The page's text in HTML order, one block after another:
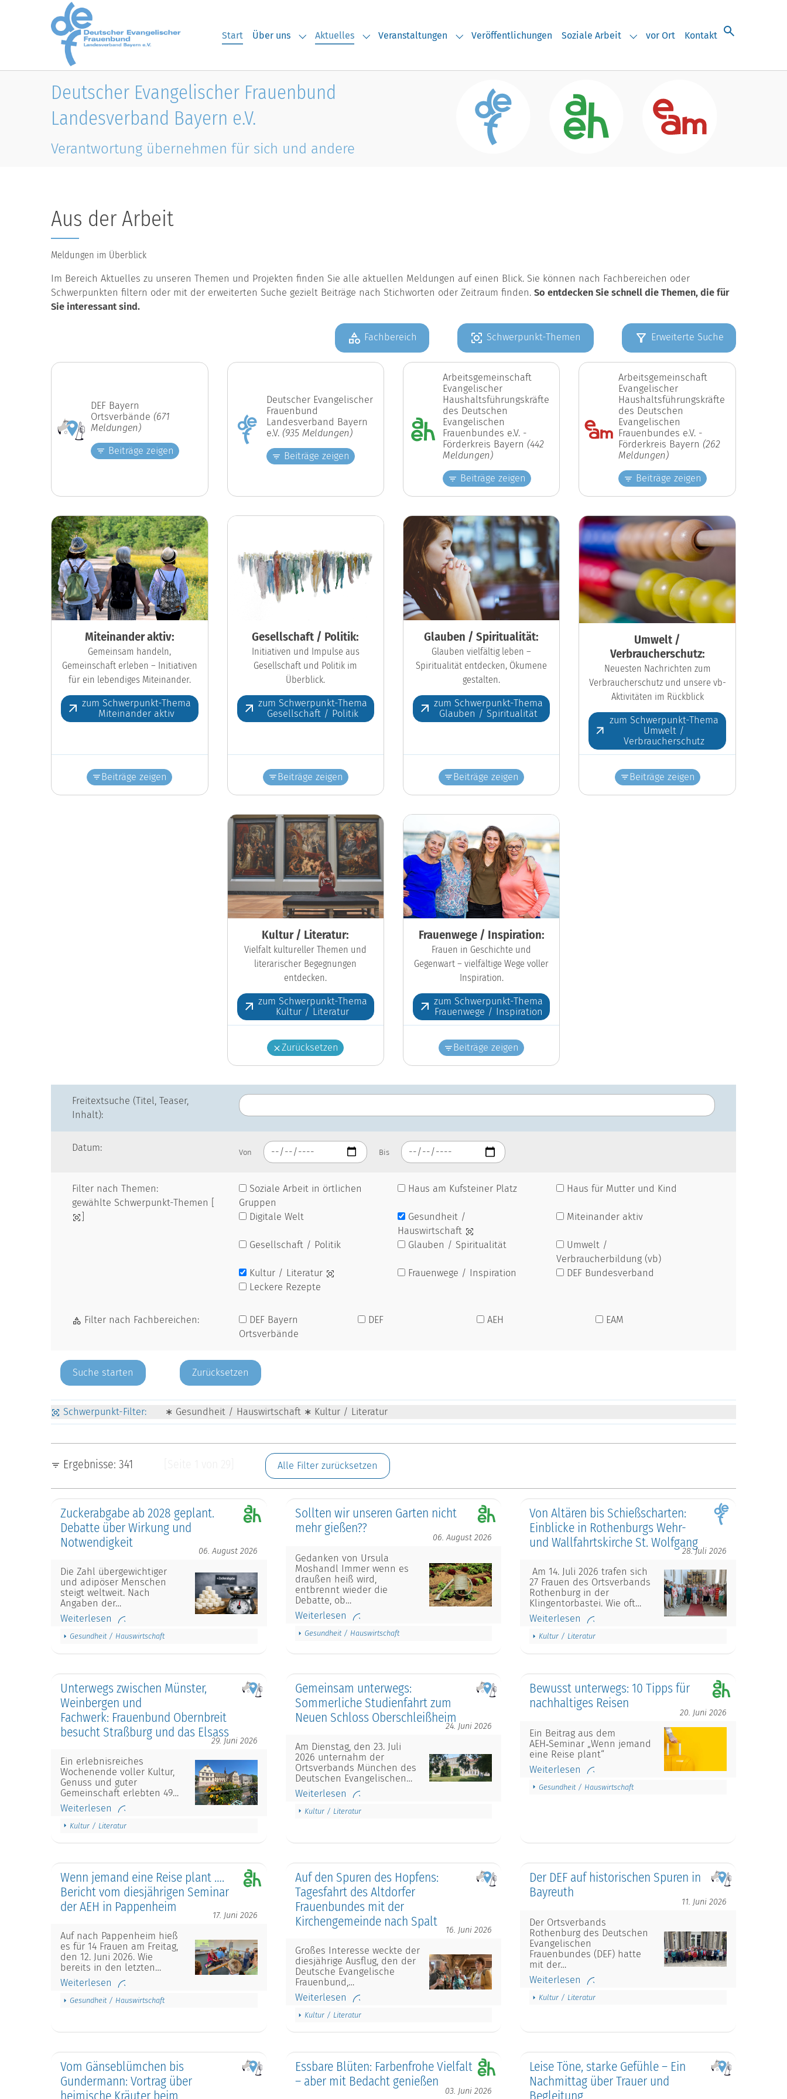
Skip to main content
Start Über uns
Submenu for "Über uns"
Aktuelles(current)
Submenu for "Aktuelles"
Veranstaltungen
Submenu for "Veranstaltungen"
Veröffentlichungen Soziale Arbeit
Submenu for "Soziale Arbeit"
vor Ort Kontakt
Deutscher Evangelischer Frauenbund
Landesverband Bayern e.V.
Verantwortung übernehmen für sich und andere
Aus der Arbeit
Meldungen im Überblick
Im Bereich Aktuelles zu unseren Themen und Projekten finden Sie alle aktuellen Meldungen auf einen Blick. Sie können nach Fachbereichen oder
Schwerpunkten filtern oder mit der erweiterten Suche gezielt Beiträge nach Stichworten oder Zeitraum finden.So entdecken Sie schnell die Themen, die für
Sie interessant sind.
Fachbereich Schwerpunkt-Themen Erweiterte Suche
DEF Bayern
Ortsverbände (671
Meldungen)
Beiträge zeigen
Deutscher Evangelischer
Frauenbund
Landesverband Bayern
e.V. (935 Meldungen)
Beiträge zeigen
Arbeitsgemeinschaft
Evangelischer
Haushaltsführungskräfte
des Deutschen
Evangelischen
Frauenbundes e.V. -
Förderkreis Bayern (442
Meldungen)
Beiträge zeigen
Arbeitsgemeinschaft
Evangelischer
Haushaltsführungskräfte
des Deutschen
Evangelischen
Frauenbundes e.V. -
Förderkreis Bayern (262
Meldungen)
Beiträge zeigen
Miteinander aktiv:
Gemeinsam handeln,
Gemeinschaft erleben – Initiativen
für ein lebendiges Miteinander.
zum Schwerpunkt-Thema
Miteinander aktiv
Beiträge zeigen
Gesellschaft / Politik:
Initiativen und Impulse aus
Gesellschaft und Politik im
Überblick.
zum Schwerpunkt-Thema
Gesellschaft / Politik
Beiträge zeigen
Glauben / Spiritualität:
Glauben vielfältig leben –
Spiritualität entdecken, Ökumene
gestalten.
zum Schwerpunkt-Thema
Glauben / Spiritualität
Beiträge zeigen
Umwelt /
Verbraucherschutz:
Neuesten Nachrichten zum
Verbraucherschutz und unsere vb-
Aktivitäten im Rückblick
zum Schwerpunkt-Thema
Umwelt /
Verbraucherschutz
Beiträge zeigen
Kultur / Literatur:
Vielfalt kultureller Themen und
literarischer Begegnungen
entdecken.
zum Schwerpunkt-Thema
Kultur / Literatur
Zurücksetzen
Frauenwege / Inspiration:
Frauen in Geschichte und
Gegenwart – vielfältige Wege voller
Inspiration.
zum Schwerpunkt-Thema
Frauenwege / Inspiration
Beiträge zeigen
Freitextsuche (Titel, Teaser,
Inhalt):
Datum: Von Bis
Filter nach Themen:
gewählte Schwerpunkt-Themen [
Soziale Arbeit in örtlichen
Gruppen
Haus am Kufsteiner Platz Haus für Mutter und Kind
Digitale Welt
Gesundheit /
Hauswirtschaft
Miteinander aktiv
Gesellschaft / Politik Glauben / Spiritualität
Umwelt /
Verbraucherbildung (vb)
Kultur / Literatur
Frauenwege / Inspiration
DEF Bundesverband
Leckere Rezepte
Filter nach Fachbereichen:
DEF Bayern
Ortsverbände
DEF AEH EAM
Zurücksetzen
Schwerpunkt-Filter: ∗ Gesundheit / Hauswirtschaft ∗ Kultur / Literatur
Ergebnisse: 341 Alle Filter zurücksetzen
Zuckerabgabe ab 2028 geplant.
Debatte über Wirkung und
Notwendigkeit
06. August 2026
Die Zahl übergewichtiger
und adipöser Menschen
steigt weltweit. Nach
Angaben der…
Weiterlesen
Gesundheit / Hauswirtschaft
Sollten wir unseren Garten nicht
mehr gießen??
06. August 2026
Gedanken von Ursula
Moshandl Immer wenn es
draußen heiß wird,
entbrennt wieder die
Debatte, ob…
Weiterlesen
Gesundheit / Hauswirtschaft
Von Altären bis Schießscharten:
Einblicke in Rothenburgs Wehr-
und Wallfahrtskirche St. Wolfgang
28. Juli 2026
Am 14. Juli 2026 trafen sich
27 Frauen des Ortsverbands
Rothenburg in der
Klingentorbastei. Wie oft…
Weiterlesen
Kultur / Literatur
Unterwegs zwischen Münster,
Weinbergen und
Fachwerk: Frauenbund Obernbreit
besucht Straßburg und das Elsass
29. Juni 2026
Ein erlebnisreiches
Wochenende voller Kultur,
Genuss und guter
Gemeinschaft erlebten 49…
Weiterlesen
Kultur / Literatur
Gemeinsam unterwegs:
Sommerliche Studienfahrt zum
Neuen Schloss Oberschleißheim
24. Juni 2026
Am Dienstag, den 23. Juli
2026 unternahm der
Ortsverbands München des
Deutschen Evangelischen…
Weiterlesen
Kultur / Literatur
Bewusst unterwegs: 10 Tipps für
nachhaltiges Reisen
20. Juni 2026
Ein Beitrag aus dem
AEH‑Seminar „Wenn jemand
eine Reise plant“
Weiterlesen
Gesundheit / Hauswirtschaft
Wenn jemand eine Reise plant ….
Bericht vom diesjährigen Seminar
der AEH in Pappenheim
17. Juni 2026
Auf nach Pappenheim hieß
es für 14 Frauen am Freitag,
den 12. Juni 2026. Wie
bereits in den letzten…
Weiterlesen
Gesundheit / Hauswirtschaft
Auf den Spuren des Hopfens:
Tagesfahrt des Altdorfer
Frauenbundes mit der
Kirchengemeinde nach Spalt
16. Juni 2026
Großes Interesse weckte der
diesjährige Ausflug, den der
Deutsche Evangelische
Frauenbund,…
Weiterlesen
Kultur / Literatur
Der DEF auf historischen Spuren in
Bayreuth
11. Juni 2026
Der Ortsverbands
Rothenburg des Deutschen
Evangelischen
Frauenbundes (DEF) hatte
mit der…
Weiterlesen
Kultur / Literatur
Vom Gänseblümchen bis
Gundermann: Vortrag über
Essbare Blüten: Farbenfrohe Vielfalt
– aber mit Bedacht genießen
03. Juni 2026
Leise Töne, starke Gefühle – Ein
Nachmittag über Trauer und